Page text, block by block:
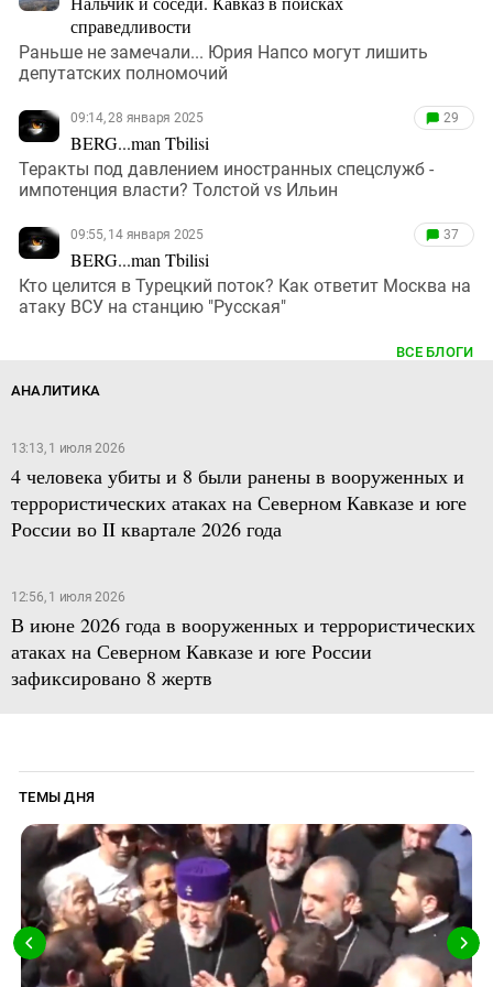
справедливости
Раньше не замечали... Юрия Напсо могут лишить
депутатских полномочий
09:14, 28 января 2025
BERG...man Tbilisi
29
Теракты под давлением иностранных спецслужб -
импотенция власти? Толстой vs Ильин
09:55, 14 января 2025
BERG...man Tbilisi
37
Кто целится в Турецкий поток? Как ответит Москва на
атаку ВСУ на станцию "Русская"
ВСЕ БЛОГИ
АНАЛИТИКА
13:13, 1 июля 2026
4 человека убиты и 8 были ранены в вооруженных и
террористических атаках на Северном Кавказе и юге
России во II квартале 2026 года
12:56, 1 июля 2026
В июне 2026 года в вооруженных и террористических
атаках на Северном Кавказе и юге России
зафиксировано 8 жертв
ТЕМЫ ДНЯ